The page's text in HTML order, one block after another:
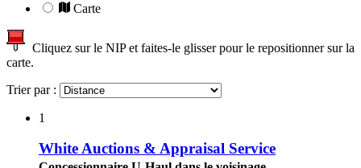
Carte
Cliquez sur le NIP et faites-le glisser pour le repositionner sur la
carte.
Trier par :
1
White Auctions & Appraisal Service